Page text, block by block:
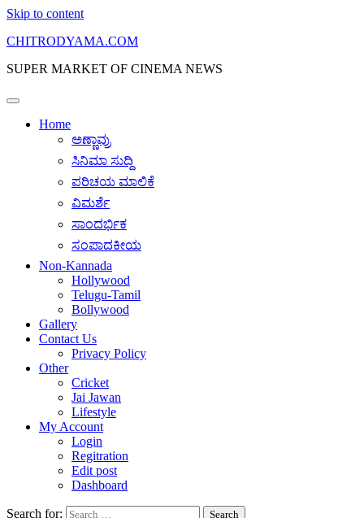
Skip to content
CHITRODYAMA.COM
SUPER MARKET OF CINEMA NEWS
Home
ಅಣ್ಣಾವ್ರು
ಸಿನಿಮಾ ಸುದ್ದಿ
ಪರಿಚಯ ಮಾಲಿಕೆ
ವಿಮರ್ಶೆ
ಸಾಂದರ್ಭಿಕ
ಸಂಪಾದಕೀಯ
Non-Kannada
Hollywood
Telugu-Tamil
Bollywood
Gallery
Contact Us
Privacy Policy
Other
Cricket
Jai Jawan
Lifestyle
My Account
Login
Regitration
Edit post
Dashboard
Search for: